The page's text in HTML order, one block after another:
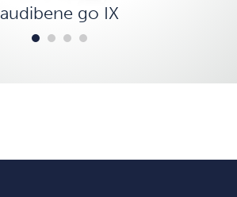
audibene go IX